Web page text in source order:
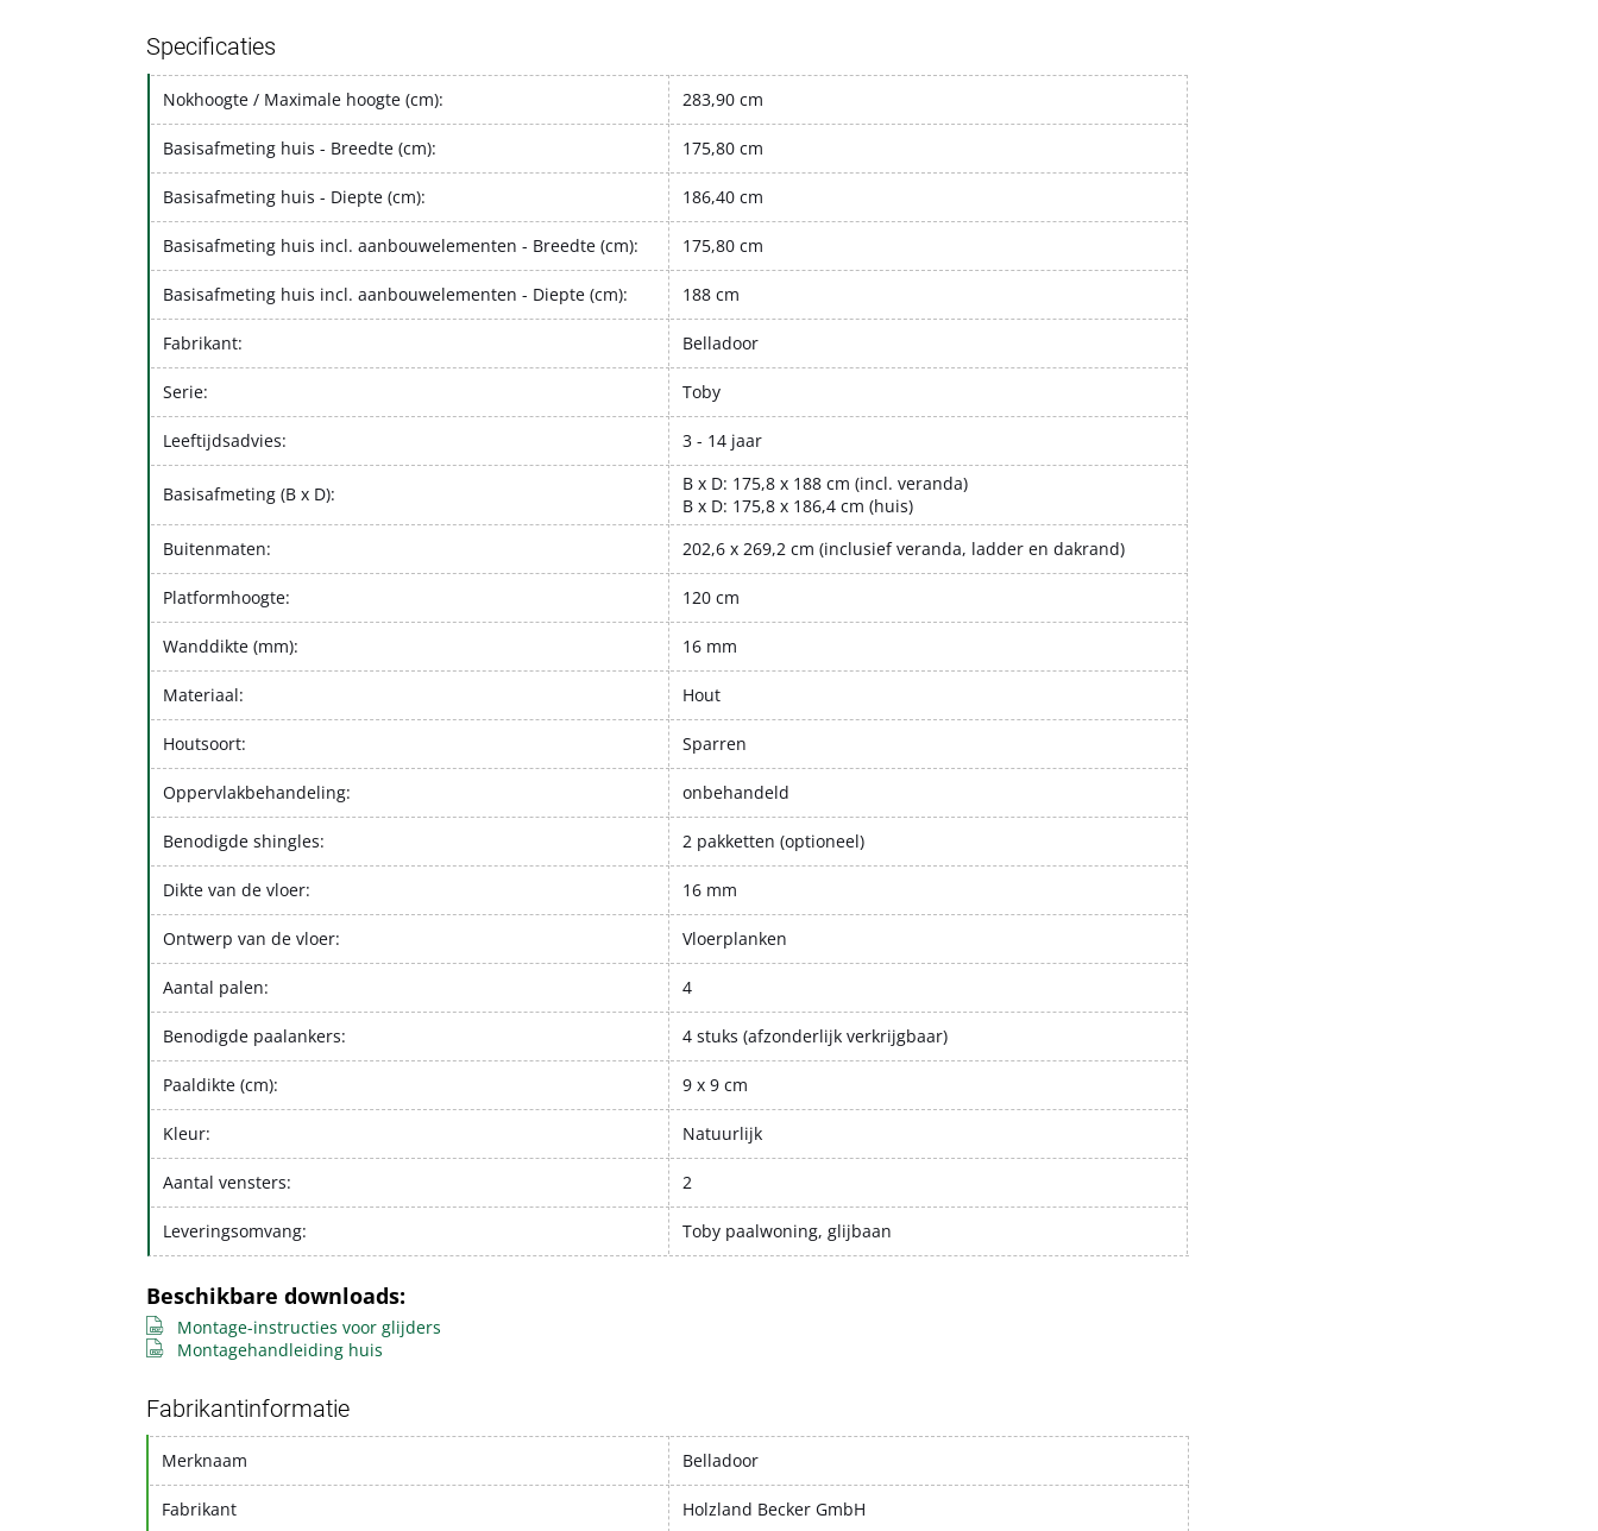
Specificaties
Nokhoogte / Maximale hoogte (cm): 283,90 cm
Basisafmeting huis - Breedte (cm): 175,80 cm
Basisafmeting huis - Diepte (cm): 186,40 cm
Basisafmeting huis incl. aanbouwelementen - Breedte (cm): 175,80 cm
Basisafmeting huis incl. aanbouwelementen - Diepte (cm): 188 cm
Fabrikant: Belladoor
Serie: Toby
Leeftijdsadvies: 3 - 14 jaar
Basisafmeting (B x D):
B x D: 175,8 x 188 cm (incl. veranda)
B x D: 175,8 x 186,4 cm (huis)
Buitenmaten:
202,6 x 269,2 cm (inclusief veranda, ladder en dakrand)
Platformhoogte: 120 cm
Wanddikte (mm): 16 mm
Materiaal: Hout
Houtsoort: Sparren
Oppervlakbehandeling: onbehandeld
Benodigde shingles: 2 pakketten (optioneel)
Dikte van de vloer: 16 mm
Ontwerp van de vloer: Vloerplanken
Aantal palen: 4
Benodigde paalankers: 4 stuks (afzonderlijk verkrijgbaar)
Paaldikte (cm): 9 x 9 cm
Kleur: Natuurlijk
Aantal vensters: 2
Leveringsomvang: Toby paalwoning, glijbaan
Beschikbare downloads:
Montage-instructies voor glijders
Montagehandleiding huis
Fabrikantinformatie
Merknaam Belladoor
Fabrikant Holzland Becker GmbH